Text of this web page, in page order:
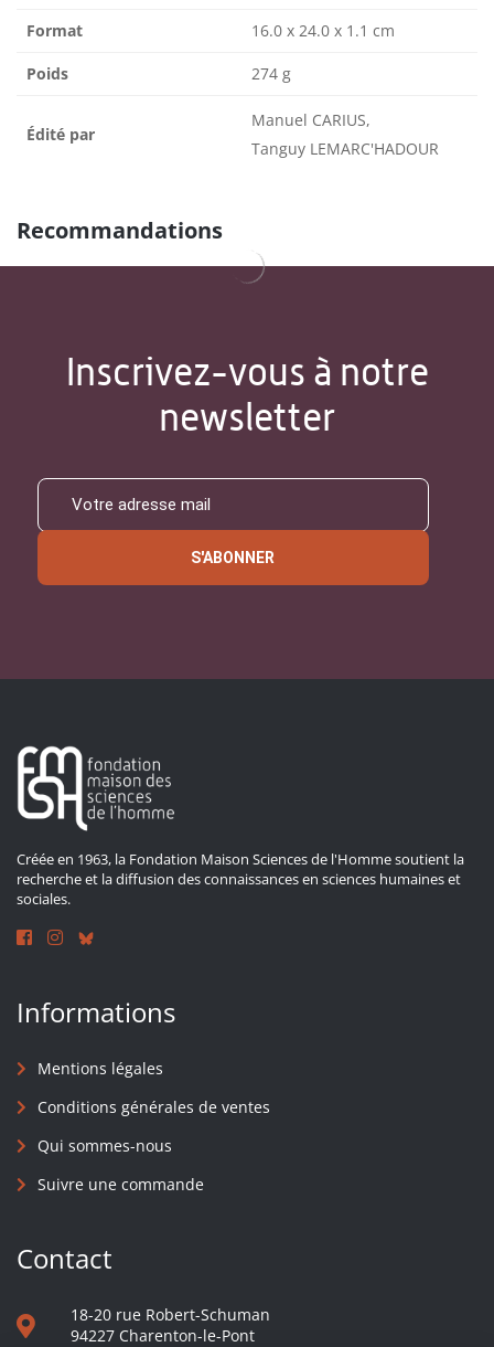
Format 16.0 x 24.0 x 1.1 cm
Poids 274 g
Édité par
Manuel CARIUS,
Tanguy LEMARC'HADOUR
Recommandations
Inscrivez-vous à notre
newsletter
S'ABONNER
Créée en 1963, la Fondation Maison Sciences de l'Homme soutient la
recherche et la diffusion des connaissances en sciences humaines et
sociales.
Informations
Mentions légales
Conditions générales de ventes
Qui sommes-nous
Suivre une commande
Contact
18-20 rue Robert-Schuman
94227 Charenton-le-Pont